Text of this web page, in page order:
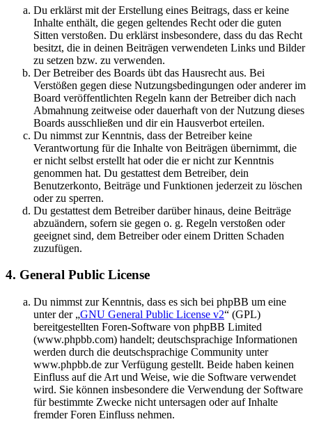
Du erklärst mit der Erstellung eines Beitrags, dass er keine
Inhalte enthält, die gegen geltendes Recht oder die guten
Sitten verstoßen. Du erklärst insbesondere, dass du das Recht
besitzt, die in deinen Beiträgen verwendeten Links und Bilder
zu setzen bzw. zu verwenden.
Der Betreiber des Boards übt das Hausrecht aus. Bei
Verstößen gegen diese Nutzungsbedingungen oder anderer im
Board veröffentlichten Regeln kann der Betreiber dich nach
Abmahnung zeitweise oder dauerhaft von der Nutzung dieses
Boards ausschließen und dir ein Hausverbot erteilen.
Du nimmst zur Kenntnis, dass der Betreiber keine
Verantwortung für die Inhalte von Beiträgen übernimmt, die
er nicht selbst erstellt hat oder die er nicht zur Kenntnis
genommen hat. Du gestattest dem Betreiber, dein
Benutzerkonto, Beiträge und Funktionen jederzeit zu löschen
oder zu sperren.
Du gestattest dem Betreiber darüber hinaus, deine Beiträge
abzuändern, sofern sie gegen o. g. Regeln verstoßen oder
geeignet sind, dem Betreiber oder einem Dritten Schaden
zuzufügen.
4. General Public License
Du nimmst zur Kenntnis, dass es sich bei phpBB um eine
unter der „GNU General Public License v2“ (GPL)
bereitgestellten Foren-Software von phpBB Limited
(www.phpbb.com) handelt; deutschsprachige Informationen
werden durch die deutschsprachige Community unter
www.phpbb.de zur Verfügung gestellt. Beide haben keinen
Einfluss auf die Art und Weise, wie die Software verwendet
wird. Sie können insbesondere die Verwendung der Software
für bestimmte Zwecke nicht untersagen oder auf Inhalte
fremder Foren Einfluss nehmen.